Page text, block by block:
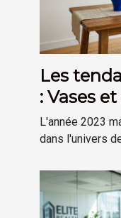
Les
: Vases
découvrir
L'année 2023
dans l'univers